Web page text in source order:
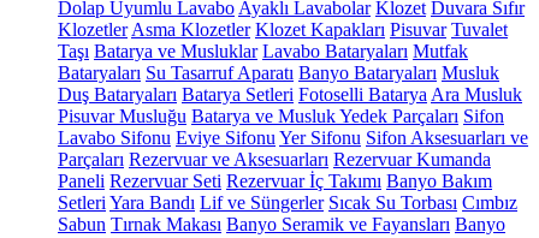
Dolap Uyumlu Lavabo Ayaklı Lavabolar Klozet Duvara Sıfır
Klozetler Asma Klozetler Klozet Kapakları Pisuvar Tuvalet
Taşı Batarya ve Musluklar Lavabo Bataryaları Mutfak
Bataryaları Su Tasarruf Aparatı Banyo Bataryaları Musluk
Duş Bataryaları Batarya Setleri Fotoselli Batarya Ara Musluk
Pisuvar Musluğu Batarya ve Musluk Yedek Parçaları Sifon
Lavabo Sifonu Eviye Sifonu Yer Sifonu Sifon Aksesuarları ve
Parçaları Rezervuar ve Aksesuarları Rezervuar Kumanda
Paneli Rezervuar Seti Rezervuar İç Takımı Banyo Bakım
Setleri Yara Bandı Lif ve Süngerler Sıcak Su Torbası Cımbız
Sabun Tırnak Makası Banyo Seramik ve Fayansları Banyo